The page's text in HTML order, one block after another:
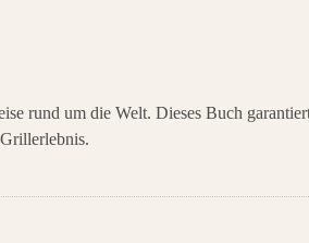
rund um die Welt. Dieses Buch